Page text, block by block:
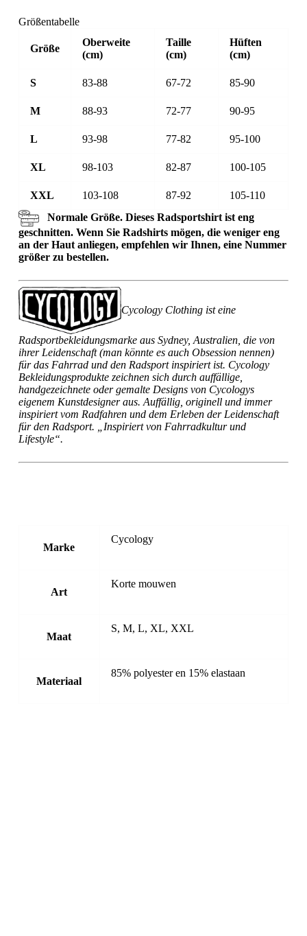
Größentabelle
Größe
Oberweite
(cm)
Taille
(cm)
Hüften
(cm)
S 83-88 67-72 85-90
M 88-93 72-77 90-95
L 93-98 77-82 95-100
XL 98-103 82-87 100-105
XXL 103-108 87-92
105-110
Normale Größe. Dieses Radsportshirt ist eng
geschnitten. Wenn Sie Radshirts mögen, die weniger eng
an der Haut anliegen, empfehlen wir Ihnen, eine Nummer
größer zu bestellen.
Cycology Clothing ist eine
Radsportbekleidungsmarke aus Sydney, Australien, die von
ihrer Leidenschaft (man könnte es auch Obsession nennen)
für das Fahrrad und den Radsport inspiriert ist. Cycology
Bekleidungsprodukte zeichnen sich durch auffällige,
handgezeichnete oder gemalte Designs von Cycologys
eigenem Kunstdesigner aus. Auffällig, originell und immer
inspiriert vom Radfahren und dem Erleben der Leidenschaft
für den Radsport. „Inspiriert von Fahrradkultur und
Lifestyle“.
Marke
Cycology
Art
Korte mouwen
Maat
S, M, L, XL, XXL
Materiaal
85% polyester en 15% elastaan